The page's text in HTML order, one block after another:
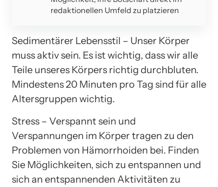
redaktionellen Umfeld zu platzieren
Sedimentärer Lebensstil – Unser Körper
muss aktiv sein. Es ist wichtig, dass wir alle
Teile unseres Körpers richtig durchbluten.
Mindestens 20 Minuten pro Tag sind für alle
Altersgruppen wichtig.
Stress – Verspannt sein und
Verspannungen im Körper tragen zu den
Problemen von Hämorrhoiden bei. Finden
Sie Möglichkeiten, sich zu entspannen und
sich an entspannenden Aktivitäten zu